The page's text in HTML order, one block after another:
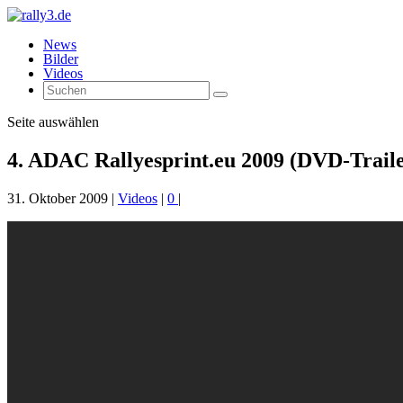
News
Bilder
Videos
Seite auswählen
4. ADAC Rallyesprint.eu 2009 (DVD-
31. Oktober 2009 | Videos | 0 |